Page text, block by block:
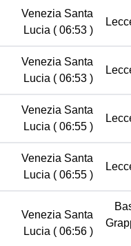
Venezia Santa
Lucia ( 06:53 )
Venezia Santa
Lucia ( 06:53 )
Venezia Santa
Lucia ( 06:55 )
Venezia Santa
Lucia ( 06:55 )
Venezia Santa
Lucia ( 06:56 )